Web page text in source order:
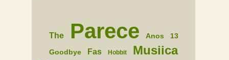
The Parece Anos
13
Goodbye
Fas Hobbit Musiica